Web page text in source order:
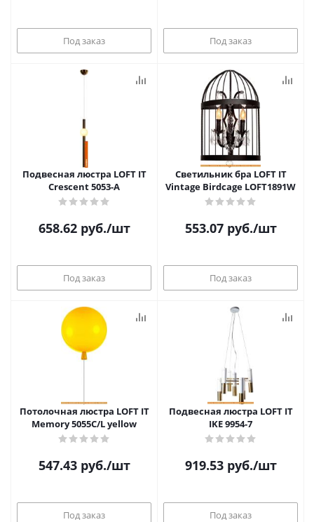
Под заказ Под заказ
Подвесная люстра LOFT IT
Crescent 5053-A
658.62руб./шт
Под заказ
Светильник бра LOFT IT
Vintage Birdcage LOFT1891W
553.07руб./шт
Под заказ
Потолочная люстра LOFT IT
Memory 5055C/L yellow
547.43руб./шт
Под заказ
Подвесная люстра LOFT IT
IKE 9954-7
919.53руб./шт
Под заказ